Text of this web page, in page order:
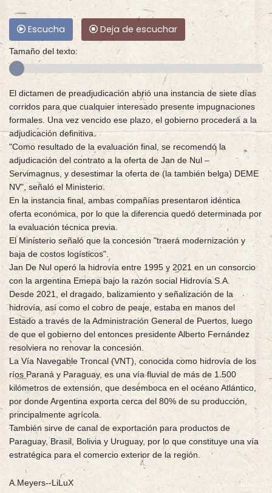
Escucha Deja de escuchar
Tamaño del texto:
El dictamen de preadjudicación abrió una instancia de siete días
corridos para que cualquier interesado presente impugnaciones
formales. Una vez vencido ese plazo, el gobierno procederá a la
adjudicación definitiva.
"Como resultado de la evaluación final, se recomendó la
adjudicación del contrato a la oferta de Jan de Nul –
Servimagnus, y desestimar la oferta de (la también belga) DEME
NV", señaló el Ministerio.
En la instancia final, ambas compañías presentaron idéntica
oferta económica, por lo que la diferencia quedó determinada por
la evaluación técnica previa.
El Ministerio señaló que la concesión "traerá modernización y
baja de costos logísticos".
Jan De Nul operó la hidrovía entre 1995 y 2021 en un consorcio
con la argentina Emepa bajo la razón social Hidrovía S.A.
Desde 2021, el dragado, balizamiento y señalización de la
hidrovía, así como el cobro de peaje, estaba en manos del
Estado a través de la Administración General de Puertos, luego
de que el gobierno del entonces presidente Alberto Fernández
resolviera no renovar la concesión.
La Vía Navegable Troncal (VNT), conocida como hidrovía de los
ríos Paraná y Paraguay, es una vía fluvial de más de 1.500
kilómetros de extensión, que desemboca en el océano Atlántico,
por donde Argentina exporta cerca del 80% de su producción,
principalmente agrícola.
También sirve de canal de exportación para productos de
Paraguay, Brasil, Bolivia y Uruguay, por lo que constituye una vía
estratégica para el comercio exterior de la región.
A.Meyers--LiLuX